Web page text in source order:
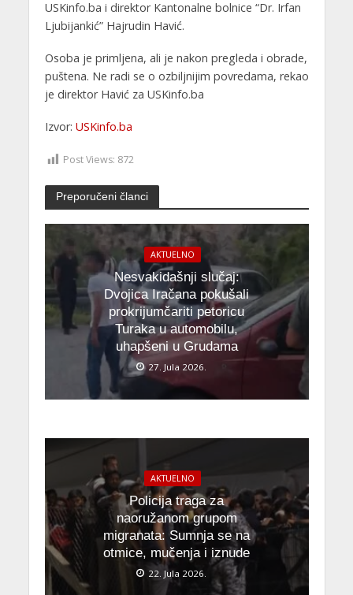
USKinfo.ba i direktor Kantonalne bolnice “Dr. Irfan
Ljubijankić” Hajrudin Havić.
Osoba je primljena, ali je nakon pregleda i obrade,
puštena. Ne radi se o ozbiljnijim povredama, rekao
je direktor Havić za USKinfo.ba
Izvor: USKinfo.ba
Post Views: 872
Preporučeni članci
AKTUELNO
Nesvakidašnji slučaj:
Dvojica Iračana pokušali
prokrijumčariti petoricu
Turaka u automobilu,
uhapšeni u Grudama
27. Jula 2026.
AKTUELNO
Policija traga za
naoružanom grupom
migranata: Sumnja se na
otmice, mučenja i iznude
22. Jula 2026.